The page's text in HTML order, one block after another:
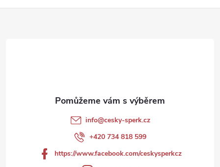
info@cesky-sperk.cz
+420 734 818 599
https://www.facebook.com/ceskysperkcz